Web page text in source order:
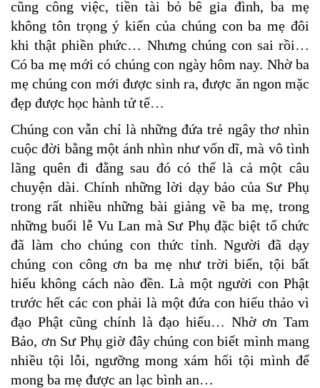
cũng công việc, tiền tài bỏ bê gia đình, ba mẹ
không tôn trọng ý kiến của chúng con ba mẹ đôi
khi thật phiền phức… Nhưng chúng con sai rồi…
Có ba mẹ mới có chúng con ngày hôm nay. Nhờ ba
mẹ chúng con mới được sinh ra, được ăn ngon mặc
đẹp được học hành tử tế…
Chúng con vẫn chỉ là những đứa trẻ ngây thơ nhìn
cuộc đời bằng một ánh nhìn như vốn dĩ, mà vô tình
lãng quên đi đằng sau đó có thể là cả một câu
chuyện dài. Chính những lời dạy bảo của Sư Phụ
trong rất nhiều những bài giảng về ba mẹ, trong
những buổi lễ Vu Lan mà Sư Phụ đặc biệt tổ chức
đã làm cho chúng con thức tỉnh. Người đã dạy
chúng con công ơn ba mẹ như trời biển, tội bất
hiếu không cách nào đền. Là một người con Phật
trước hết các con phải là một đứa con hiếu thảo vì
đạo Phật cũng chính là đạo hiếu… Nhờ ơn Tam
Bảo, ơn Sư Phụ giờ đây chúng con biết mình mang
nhiều tội lỗi, ngưỡng mong xám hối tội mình để
mong ba mẹ được an lạc bình an…